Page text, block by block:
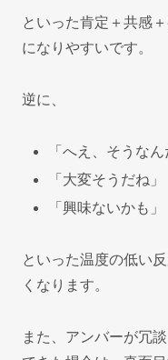
といった肯定＋共感
になりやすいです。
逆に、
「へえ、そうなん
「大変そうだね」
「興味ないかも」
といった温度の低い
くなります。
また、アンバーが冗